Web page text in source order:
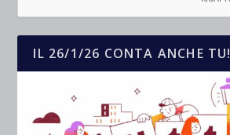
IL 26/1/26 CONTA ANCHE TU!